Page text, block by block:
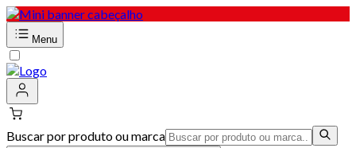
Menu
Buscar por produto ou marca